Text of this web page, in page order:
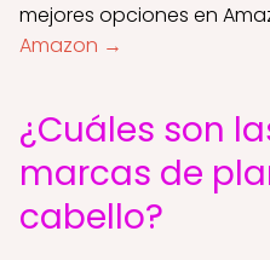
mejores opciones en
Amazon →
¿Cuáles son
marcas de
cabello?